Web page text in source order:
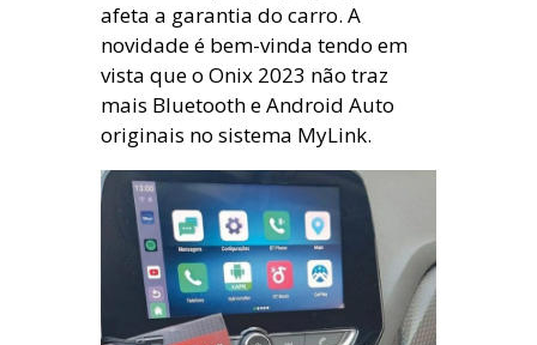
afeta a garantia do carro. A
novidade é bem-vinda tendo em
vista que o Onix 2023 não traz
mais Bluetooth e Android Auto
originais no sistema MyLink.